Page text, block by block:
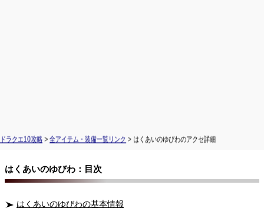
ドラクエ10攻略 > 全アイテム・装備一覧リンク > はくあいのゆびわのアクセ詳細
はくあいのゆびわ：目次
はくあいのゆびわの基本情報